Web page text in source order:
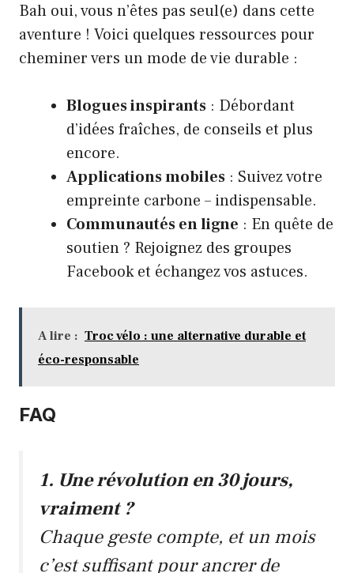
Bah oui, vous n’êtes pas seul(e) dans cette
aventure ! Voici quelques ressources pour
cheminer vers un mode de vie durable :
Blogues inspirants : Débordant
d’idées fraîches, de conseils et plus
encore.
Applications mobiles : Suivez votre
empreinte carbone – indispensable.
Communautés en ligne : En quête de
soutien ? Rejoignez des groupes
Facebook et échangez vos astuces.
A lire : Troc vélo : une alternative durable et
éco-responsable
FAQ
1. Une révolution en 30 jours,
vraiment ?
Chaque geste compte, et un mois
c’est suffisant pour ancrer de